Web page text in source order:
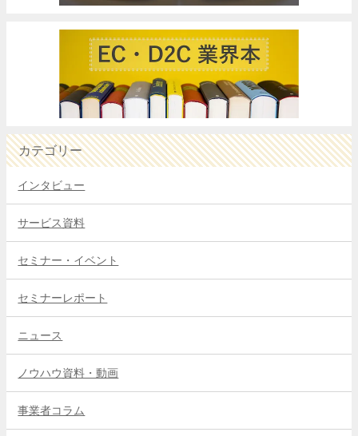
カテゴリー
インタビュー
サービス資料
セミナー・イベント
セミナーレポート
ニュース
ノウハウ資料・動画
事業者コラム